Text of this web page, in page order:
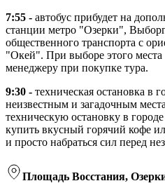
7:55 - автобус прибудет на
станции метро "Озерки",
общественного транспорта с
"Окей". При выборе этого места
менеджеру при покупке тура.
9:30 - техническая остановка в
неизвестным и загадочным
техническую остановку в
купить вкусный горячий кофе
и просто набраться сил перед
Площадь Восстания,